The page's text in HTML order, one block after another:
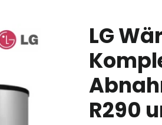
LG
R290